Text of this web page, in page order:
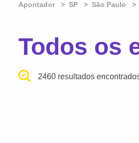
Apontador SP São Paulo
Todos os
2460 resultados